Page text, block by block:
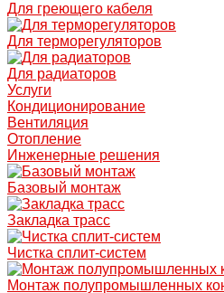
Для греющего кабеля
Для терморегуляторов
Для радиаторов
Услуги
Кондиционирование
Вентиляция
Отопление
Инженерные решения
Базовый монтаж
Закладка трасс
Чистка сплит-систем
Монтаж полупромышленных